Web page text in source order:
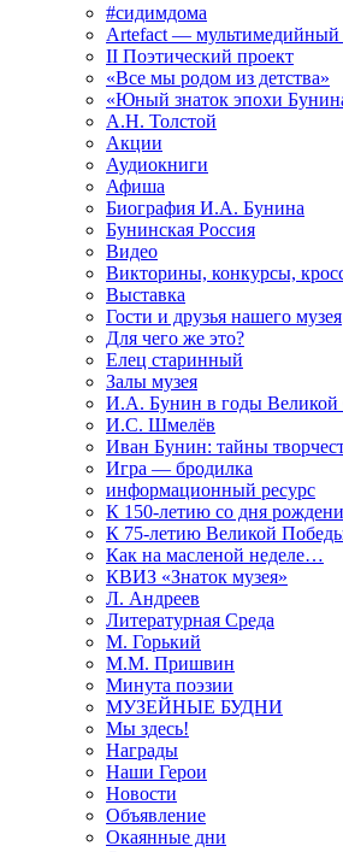
#сидимдома
Artefact — мультимедийный
II Поэтический проект
«Все мы родом из детства»
«Юный знаток эпохи
А.Н. Толстой
Акции
Аудиокниги
Афиша
Биография И.А. Бунина
Бунинская Россия
Видео
Викторины, конкурсы,
Выставка
Гости и друзья нашего музея
Для чего же это?
Елец старинный
Залы музея
И.А. Бунин в годы Великой
И.С. Шмелёв
Иван Бунин: тайны
Игра — бродилка
информационный ресурс
К 150-летию со дня
К 75-летию Великой
Как на масленой неделе…
КВИЗ «Знаток музея»
Л. Андреев
Литературная Среда
М. Горький
М.М. Пришвин
Минута поэзии
МУЗЕЙНЫЕ БУДНИ
Мы здесь!
Награды
Наши Герои
Новости
Объявление
Окаянные дни